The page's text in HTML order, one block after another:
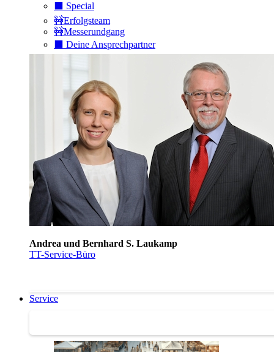
⬛️ Special
🚧Erfolgsteam
🚧Messerundgang
⬛️ Deine Ansprechpartner
Andrea und Bernhard S. Laukamp
TT-Service-Büro
Service